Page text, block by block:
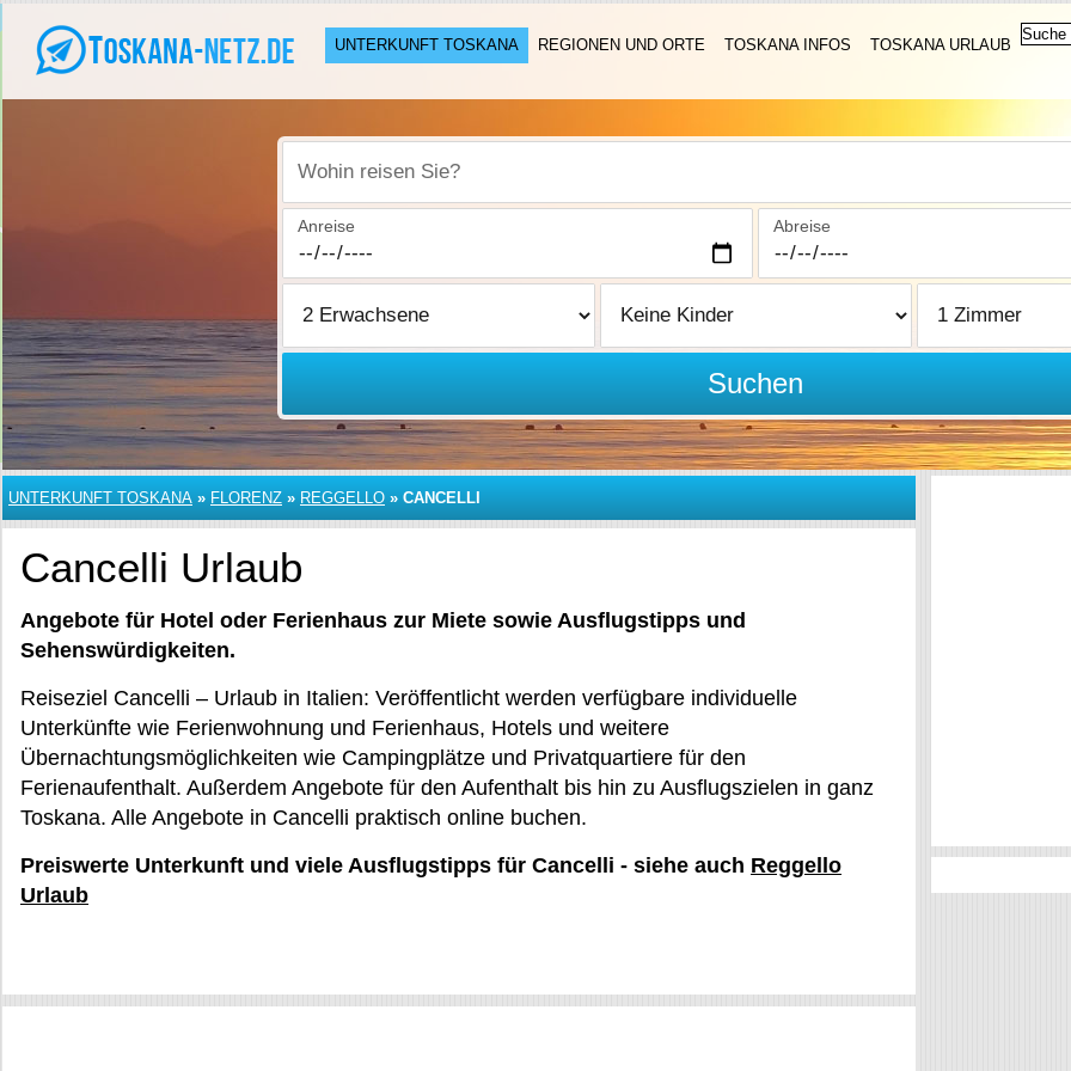
UNTERKUNFT TOSKANA REGIONEN UND ORTE TOSKANA INFOS TOSKANA URLAUB
Wohin reisen Sie?
Anreise Abreise
Suchen
UNTERKUNFT TOSKANA » FLORENZ » REGGELLO » CANCELLI
Cancelli Urlaub
Angebote für Hotel oder Ferienhaus zur Miete sowie Ausflugstipps und
Sehenswürdigkeiten.
Reiseziel Cancelli – Urlaub in Italien: Veröffentlicht werden verfügbare individuelle
Unterkünfte wie Ferienwohnung und Ferienhaus, Hotels und weitere
Übernachtungsmöglichkeiten wie Campingplätze und Privatquartiere für den
Ferienaufenthalt. Außerdem Angebote für den Aufenthalt bis hin zu Ausflugszielen in ganz
Toskana. Alle Angebote in Cancelli praktisch online buchen.
Preiswerte Unterkunft und viele Ausflugstipps für Cancelli - siehe auch Reggello
Urlaub